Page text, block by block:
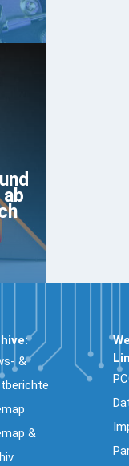
&
&